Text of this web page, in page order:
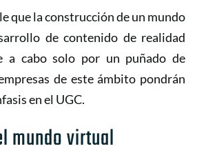
que la construcción de un mundo
de contenido de realidad
a cabo solo por un puñado de
de este ámbito pondrán
en el UGC.
mundo virtual